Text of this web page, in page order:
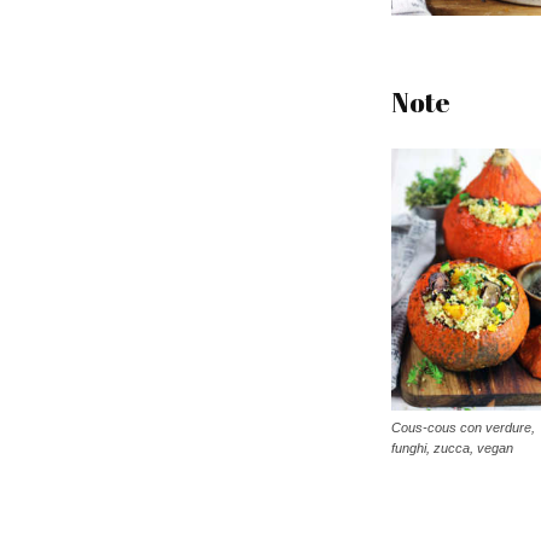
Note
Cous-cous con verdure,
funghi, zucca, vegan